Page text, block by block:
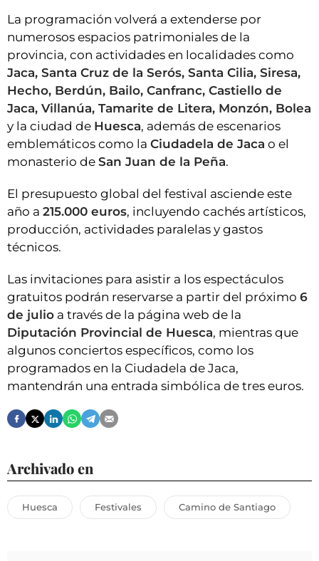
La programación volverá a extenderse por
numerosos espacios patrimoniales de la
provincia, con actividades en localidades como
Jaca, Santa Cruz de la Serós, Santa Cilia, Siresa,
Hecho, Berdún, Bailo, Canfranc, Castiello de
Jaca, Villanúa, Tamarite de Litera, Monzón, Bolea
y la ciudad de Huesca, además de escenarios
emblemáticos como la Ciudadela de Jaca o el
monasterio de San Juan de la Peña.
El presupuesto global del festival asciende este
año a 215.000 euros, incluyendo cachés artísticos,
producción, actividades paralelas y gastos
técnicos.
Las invitaciones para asistir a los espectáculos
gratuitos podrán reservarse a partir del próximo 6
de julio a través de la página web de la
Diputación Provincial de Huesca, mientras que
algunos conciertos específicos, como los
programados en la Ciudadela de Jaca,
mantendrán una entrada simbólica de tres euros.
Archivado en
Huesca Festivales Camino de Santiago